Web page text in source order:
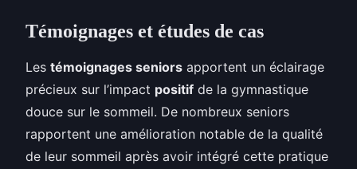
Témoignages et études de cas
Les témoignages seniors apportent un éclairage
précieux sur l’impact positif de la gymnastique
douce sur le sommeil. De nombreux seniors
rapportent une amélioration notable de la qualité
de leur sommeil après avoir intégré cette pratique